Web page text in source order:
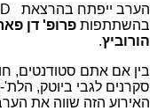
הערב ייפתח בהרצאת
בהשתתפות פרופ' דן
הורוביץ.
בין אם אתם סטודנטים,
סקרנים לגבי ביוטק,
האירוע הזה שווה את